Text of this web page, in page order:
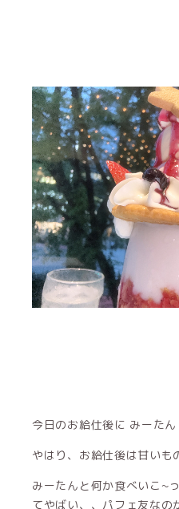
今日のお給仕後に みーた
やはり、お給仕後は甘い
みーたんと何か食べいこ~
てやばい、、パフェ友な